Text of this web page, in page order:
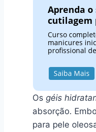
Aprenda o
cutilagem
Curso
manicures
profissional
Saiba Mais
Os géis
absorção.
para pele